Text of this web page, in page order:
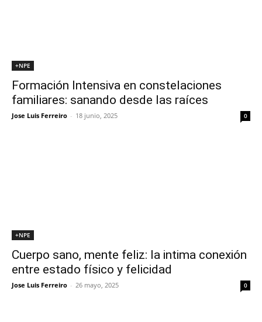
+NPE
Formación Intensiva en constelaciones
familiares: sanando desde las raíces
Jose Luis Ferreiro - 18 junio, 2025 0
+NPE
Cuerpo sano, mente feliz: la intima conexión
entre estado físico y felicidad
Jose Luis Ferreiro - 26 mayo, 2025 0